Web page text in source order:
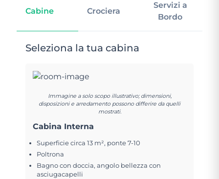
Cabine Crociera
Servizi a
Bordo
Seleziona la tua cabina
Immagine a solo scopo illustrativo; dimensioni,
disposizioni e arredamento possono differire da quelli
mostrati.
Cabina Interna
Superficie circa 13 m², ponte 7-10
Poltrona
Bagno con doccia, angolo bellezza con
asciugacapelli